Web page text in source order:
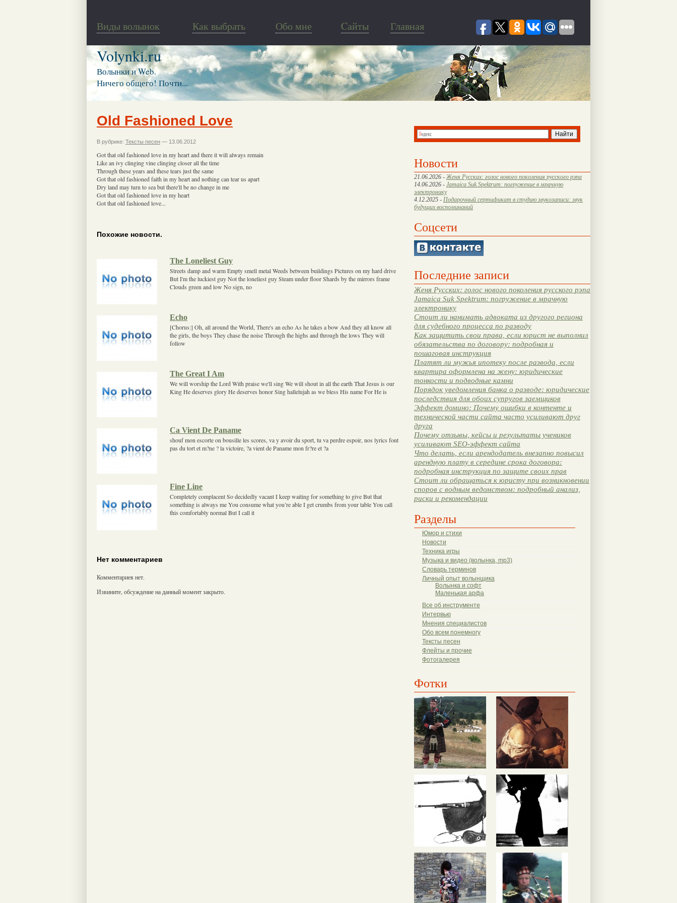
Виды волынок Как выбрать Обо мне Cайты Главная
Volynki.ru
Волынки и Web.
Ничего общего! Почти...
Новости
21.06.2026 - Женя Русских: голос нового поколения русского рэпа
14.06.2026 - Jamaica Suk Spektrum: погружение в мрачную
электронику
4.12.2025 - Подарочный сертификат в студию звукозаписи: звук
будущих воспоминаний
Соцсети
Последние записи
Женя Русских: голос нового поколения русского рэпа
Jamaica Suk Spektrum: погружение в мрачную
электронику
Стоит ли нанимать адвоката из другого региона
для судебного процесса по разводу
Как защитить свои права, если юрист не выполнил
обязательства по договору: подробная и
пошаговая инструкция
Платят ли мужья ипотеку после развода, если
квартира оформлена на жену: юридические
тонкости и подводные камни
Порядок уведомления банка о разводе: юридические
последствия для обоих супругов заемщиков
Эффект домино: Почему ошибки в контенте и
технической части сайта часто усиливают друг
друга
Почему отзывы, кейсы и результаты учеников
усиливают SEO-эффект сайта
Что делать, если арендодатель внезапно повысил
арендную плату в середине срока договора:
подробная инструкция по защите своих прав
Стоит ли обращаться к юристу при возникновении
споров с водным ведомством: подробный анализ,
риски и рекомендации
Разделы
Юмор и стихи
Новости
Техника игры
Музыка и видео (волынка, mp3)
Словарь терминов
Личный опыт волынщика
Волынка и софт
Маленькая арфа
Все об инструменте
Интервью
Мнения специалистов
Обо всем понемногу
Тексты песен
Флейты и прочие
Фотогалерея
Фотки
Old Fashioned Love
В рубрике: Тексты песен — 13.06.2012
Got that old fashioned love in my heart and there it will always remain
Like an ivy clinging vine clinging closer all the time
Through these years and these tears just the same
Got that old fashioned faith in my heart and nothing can tear us apart
Dry land may turn to sea but there'll be no change in me
Got that old fashioned love in my heart
Got that old fashioned love...
Похожие новости.
The Loneliest Guy
Streets damp and warm Empty smell metal Weeds between buildings Pictures on my hard drive
But I'm the luckiest guy Not the loneliest guy Steam under floor Shards by the mirrors frame
Clouds green and low No sign, no
Echo
[Chorus:] Oh, all around the World, There's an echo As he takes a bow And they all know all
the girls, the boys They chase the noise Through the highs and through the lows They will
follow
The Great I Am
We will worship the Lord With praise we'll sing We will shout in all the earth That Jesus is our
King He deserves glory He deserves honor Sing hallelujah as we bless His name For He is
Ca Vient De Paname
shouf mon escorte on bousille les scores, va y avoir du sport, tu va perdre espoir, nos lyrics font
pas du tort et m?ne ? la victoire, ?a vient de Paname mon fr?re et ?a
Fine Line
Completely complacent So decidedly vacant I keep waiting for something to give But that
something is always me You consume what you’re able I get crumbs from your table You call
this comfortably normal But I call it
Нет комментариев
Комментариев нет.
Извините, обсуждение на данный момент закрыто.